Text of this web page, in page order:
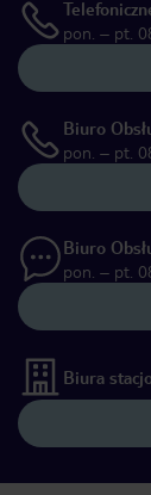
pon. – pt.
Biuro
pon. – pt.
Biuro
pon. – pt.
Biura